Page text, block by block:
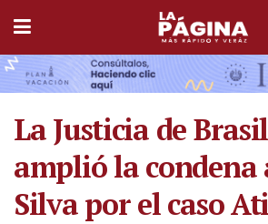
La Justicia de
amplió la condena
Silva por el caso